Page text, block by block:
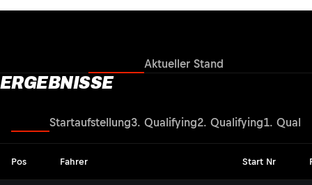
Aktueller Stand
ERGEBNISSE
Startaufstellung3. Qualifying2. Qualifying1.
Pos Fahrer Start Nr